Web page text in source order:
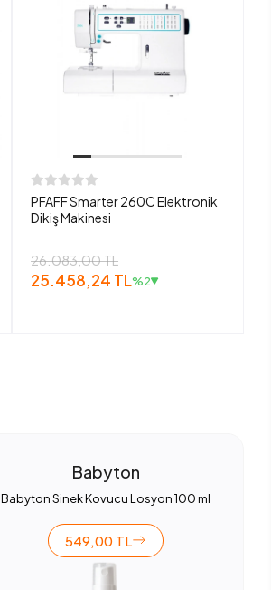
PFAFF Smarter 260C Elektronik
Dikiş Makinesi
26.083,00 TL
25.458,24 TL%2
Babyton
Babyton Sinek Kovucu Losyon 100 ml
549,00 TL